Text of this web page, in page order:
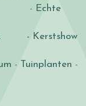
- Echte
- Kerstshow
- Tuinplanten -